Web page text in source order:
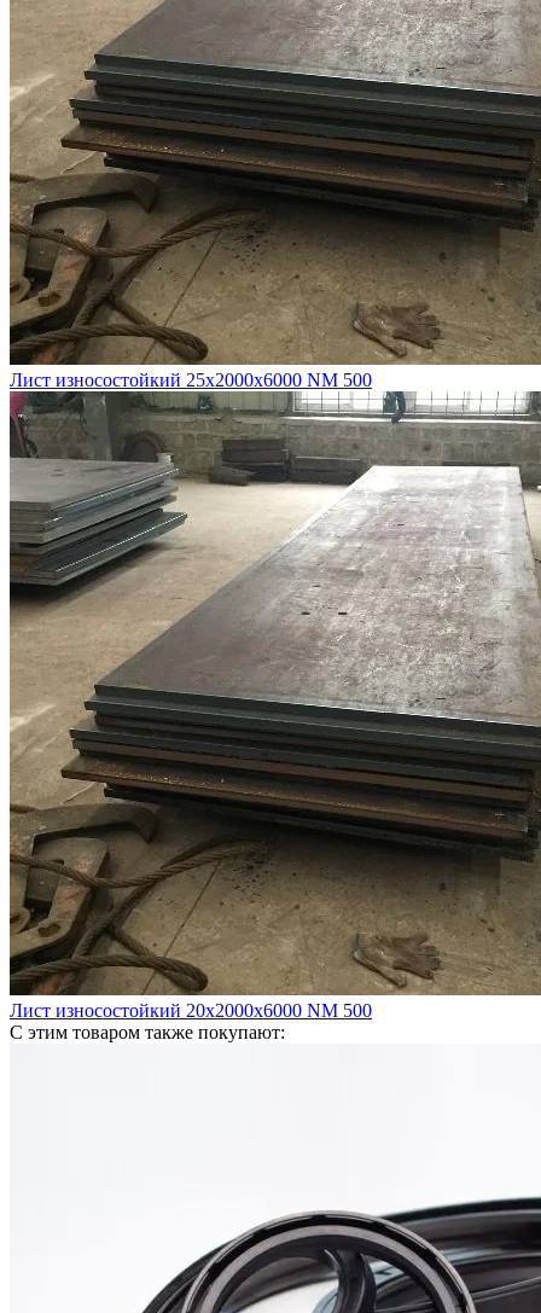
Лист износостойкий 25х2000х6000 NM 500
Лист износостойкий 20х2000х6000 NM 500
С этим товаром также покупают: